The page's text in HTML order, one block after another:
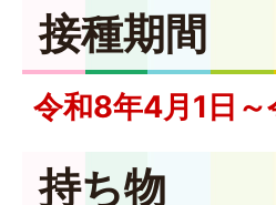
接種期間
令和8年4月1日
持ち物